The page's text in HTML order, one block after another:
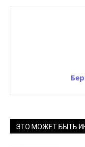
ЭТО МОЖЕТ БЫТЬ